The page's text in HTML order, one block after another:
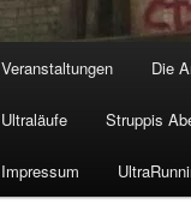
Veranstaltungen Die
Ultraläufe Struppis
Impressum